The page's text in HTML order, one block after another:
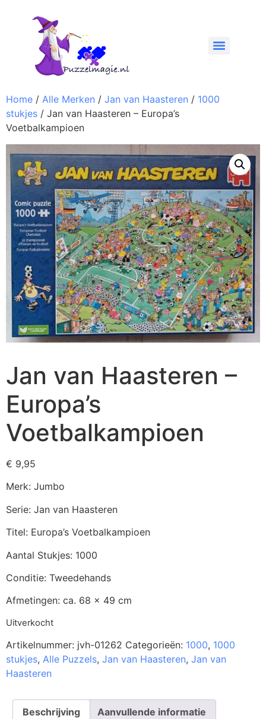
Home / Alle Merken / Jan van Haasteren / 1000
stukjes / Jan van Haasteren – Europa’s
Voetbalkampioen
Jan van Haasteren –
Europa’s
Voetbalkampioen
€ 9,95
Merk: Jumbo
Serie: Jan van Haasteren
Titel: Europa’s Voetbalkampioen
Aantal Stukjes: 1000
Conditie: Tweedehands
Afmetingen: ca. 68 x 49 cm
Uitverkocht
Artikelnummer: jvh-01262 Categorieën: 1000, 1000
stukjes, Alle Puzzels, Jan van Haasteren, Jan van
Haasteren
Beschrijving Aanvullende informatie